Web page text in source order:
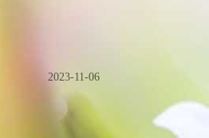
2023-11-06